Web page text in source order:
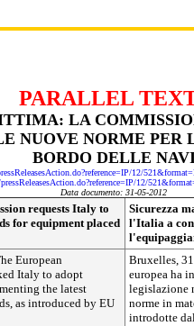
PARALLEL
LA
NUOVE NORME PER
BORDO DELLE
12/
12/
Data documento: 31-05-2012
requests Italy to
for equipment placed
Sicurezza
l'Italia a
European
Italy to adopt
the latest
as introduced by EU
Bruxelles,
europea ha
legislazione
norme in
introdotte